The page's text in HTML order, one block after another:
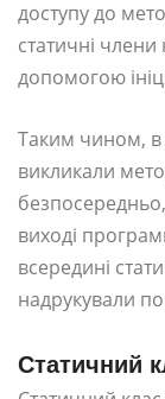
доступу до
статичні члени
допомогою
Таким чином,
викликали
виході
всередині
надрукували
Статичний